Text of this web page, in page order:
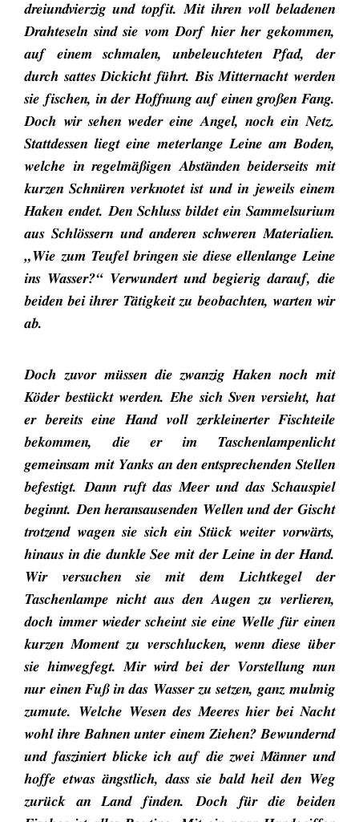
dreiundvierzig und topfit. Mit ihren voll beladenen
Drahteseln sind sie vom Dorf hier her gekommen,
auf einem schmalen, unbeleuchteten Pfad, der
durch sattes Dickicht führt. Bis Mitternacht werden
sie fischen, in der Hoffnung auf einen großen Fang.
Doch wir sehen weder eine Angel, noch ein Netz.
Stattdessen liegt eine meterlange Leine am Boden,
welche in regelmäßigen Abständen beiderseits mit
kurzen Schnüren verknotet ist und in jeweils einem
Haken endet. Den Schluss bildet ein Sammelsurium
aus Schlössern und anderen schweren Materialien.
„Wie zum Teufel bringen sie diese ellenlange Leine
ins Wasser?“ Verwundert und begierig darauf, die
beiden bei ihrer Tätigkeit zu beobachten, warten wir
ab.
Doch zuvor müssen die zwanzig Haken noch mit
Köder bestückt werden. Ehe sich Sven versieht, hat
er bereits eine Hand voll zerkleinerter Fischteile
bekommen, die er im Taschenlampenlicht
gemeinsam mit Yanks an den entsprechenden Stellen
befestigt. Dann ruft das Meer und das Schauspiel
beginnt. Den heransausenden Wellen und der Gischt
trotzend wagen sie sich ein Stück weiter vorwärts,
hinaus in die dunkle See mit der Leine in der Hand.
Wir versuchen sie mit dem Lichtkegel der
Taschenlampe nicht aus den Augen zu verlieren,
doch immer wieder scheint sie eine Welle für einen
kurzen Moment zu verschlucken, wenn diese über
sie hinwegfegt. Mir wird bei der Vorstellung nun
nur einen Fuß in das Wasser zu setzen, ganz mulmig
zumute. Welche Wesen des Meeres hier bei Nacht
wohl ihre Bahnen unter einem Ziehen? Bewundernd
und fasziniert blicke ich auf die zwei Männer und
hoffe etwas ängstlich, dass sie bald heil den Weg
zurück an Land finden. Doch für die beiden